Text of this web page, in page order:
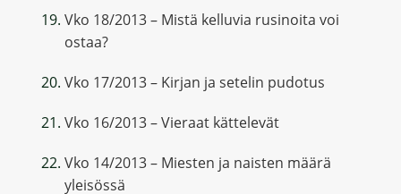
Vko 18/2013 – Mistä kelluvia rusinoita voi
ostaa?
Vko 17/2013 – Kirjan ja setelin pudotus
Vko 16/2013 – Vieraat kättelevät
Vko 14/2013 – Miesten ja naisten määrä
yleisössä